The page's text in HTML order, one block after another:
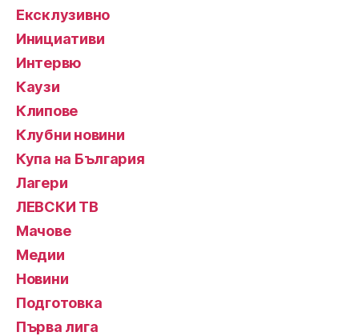
Ексклузивно
Инициативи
Интервю
Каузи
Клипове
Клубни новини
Купа на България
Лагери
ЛЕВСКИ ТВ
Мачове
Медии
Новини
Подготовка
Първа лига